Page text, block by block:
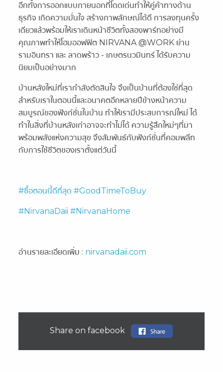
อีกทั้งการออกแบบภายนอกที่โดดเด่นทำให้คู่ค้าทางด้าน
ธุรกิจ เกิดความมั่นใจ สร้างภาพลักษณ์ได้ดี การลงทุนครั้ง
เดียวแล้วพร้อมให้เราเดินหน้าชีวิตทั้งสองพาร์ทอย่างมี
คุณภาพทำให้โฮมออฟฟิต NIRVANA @WORK ย่าน
รามอินทรา และ ลาดพร้าว - เกษตรนวมินทร์ ได้รับความ
นิยมเป็นอย่างมาก
บ้านหลังใหม่ที่เรากำลังตัดสินใจ จึงเป็นบ้านที่ต้องใช่ที่สุด
สำหรับเราในตอนนี้และอนาคตอีกหลายปีข้างหน้าความ
สมบูรณ์ของฟังก์ชั่นในบ้าน ทำให้เรามีประสบการณ์ใหม่ ได้
ทำในสิ่งที่บ้านหลังเก่าอาจจะทำไม่ได้ ความรู้สึกใหม่ๆที่มา
พร้อมพลังแห่งความสุข จึงสัมพันธ์กับฟังก์ชั่นที่คอมพลีท
กับการใช้ชีวิตของเราตั้งแต่วันนี้
#ซื้อตอนนี้ดีที่สุด #GoodTimeToBuy
#NirvanaDaii #NirvanaHome
อ่านรายละเอียดเพิ่ม : nirvanadaii.com
Share on facebook